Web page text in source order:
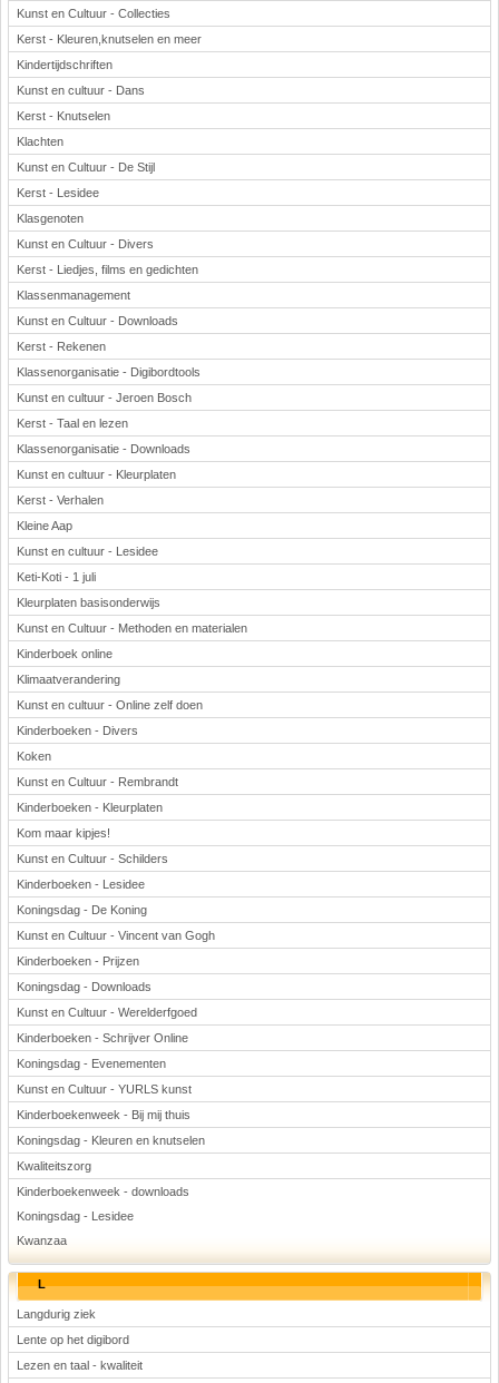
Kunst en Cultuur - Collecties
Kerst - Kleuren,knutselen en meer
Kindertijdschriften
Kunst en cultuur - Dans
Kerst - Knutselen
Klachten
Kunst en Cultuur - De Stijl
Kerst - Lesidee
Klasgenoten
Kunst en Cultuur - Divers
Kerst - Liedjes, films en gedichten
Klassenmanagement
Kunst en Cultuur - Downloads
Kerst - Rekenen
Klassenorganisatie - Digibordtools
Kunst en cultuur - Jeroen Bosch
Kerst - Taal en lezen
Klassenorganisatie - Downloads
Kunst en cultuur - Kleurplaten
Kerst - Verhalen
Kleine Aap
Kunst en cultuur - Lesidee
Keti-Koti - 1 juli
Kleurplaten basisonderwijs
Kunst en Cultuur - Methoden en materialen
Kinderboek online
Klimaatverandering
Kunst en cultuur - Online zelf doen
Kinderboeken - Divers
Koken
Kunst en Cultuur - Rembrandt
Kinderboeken - Kleurplaten
Kom maar kipjes!
Kunst en Cultuur - Schilders
Kinderboeken - Lesidee
Koningsdag - De Koning
Kunst en Cultuur - Vincent van Gogh
Kinderboeken - Prijzen
Koningsdag - Downloads
Kunst en Cultuur - Werelderfgoed
Kinderboeken - Schrijver Online
Koningsdag - Evenementen
Kunst en Cultuur - YURLS kunst
Kinderboekenweek - Bij mij thuis
Koningsdag - Kleuren en knutselen
Kwaliteitszorg
Kinderboekenweek - downloads
Koningsdag - Lesidee
Kwanzaa
L
Langdurig ziek
Lente op het digibord
Lezen en taal - kwaliteit